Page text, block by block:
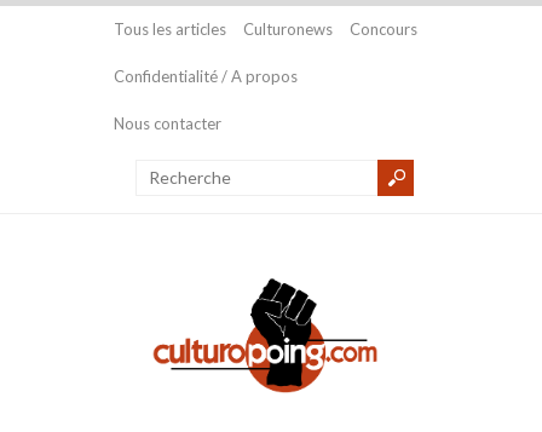
Tous les articles Culturonews Concours
Confidentialité / A propos
Nous contacter